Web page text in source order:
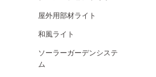
屋外用部材ライト
和風ライト
ソーラーガーデンシステ
ム